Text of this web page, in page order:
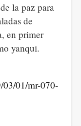
la paz para
de
en primer
yanqui.
01/mr-070-